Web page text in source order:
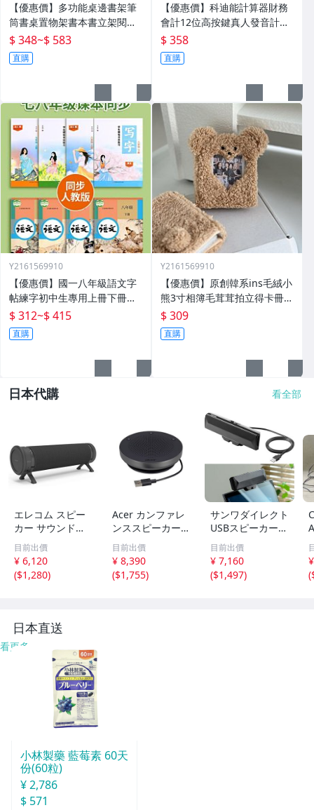
【優惠價】多功能桌邊書架筆
筒書桌置物架書本書立架閱讀
架桌面神器整理
$ 348~$ 583
直購
【優惠價】科迪能計算器財務
會計12位高按鍵真人發音計算
機財務會計用PA-884
$ 358
直購
Y2161569910
【優惠價】國一八年級語文字
帖練字初中生專用上冊下冊同
步人教版練字帖九年級衡水體
鋼筆正楷楷體初一每日一練中
學生中文臨摹硬筆書
$ 312~$ 415
直購
Y2161569910
【優惠價】原創韓系ins毛絨小
熊3寸相簿毛茸茸拍立得卡冊專
輯小卡追星收納冊
$ 309
直購
日本代購 看全部
エレコム スピー
カー サウンドバ
ー風 [有線/Bluet
ooth両対応] PC T
V スマホ タブレ
ットに behav ブ
目前出價
¥ 6,120
($1,280)
Acer カンファレ
ンススピーカー A
SK130 スピーカ
ーフォン 会議用
マイク スピーカ
ー 一体型 双方向
目前出價
¥ 8,390
($1,755)
サンワダイレクト
USBスピーカー
サウンドバー ク
リップ式 自立可
能 コンパクト 6
W パッシブラジ
目前出價
¥ 7,160
($1,497)
(
日本直送
看更多
小林製藥 藍莓素 60天
份(60粒)
¥ 2,786
$ 571